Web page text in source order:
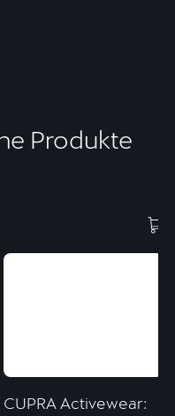
Produkte
CUPRA Activewear: